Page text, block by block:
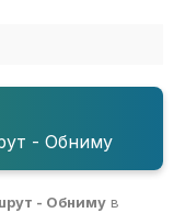
- Обниму
- Обниму в